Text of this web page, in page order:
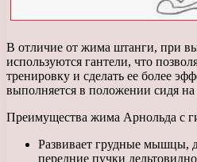
В отличие от жима штанги, при
используются гантели, что
тренировку и сделать ее более
выполняется в положении сидя
Преимущества жима Арнольда с
Развивает грудные мышцы,
передние пучки